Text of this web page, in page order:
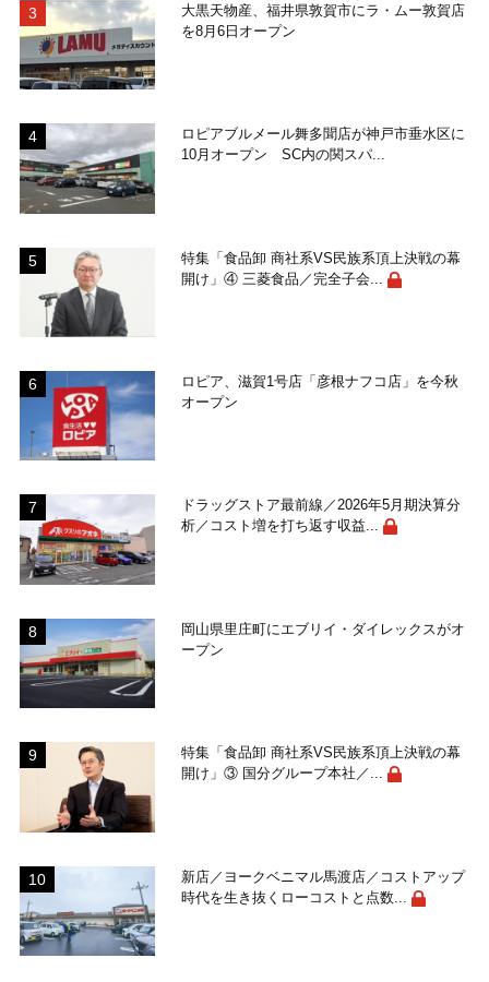
大黒天物産、福井県敦賀市にラ・ムー敦賀店
を8月6日オープン
ロピアブルメール舞多聞店が神戸市垂水区に
10月オープン SC内の関スパ...
特集「食品卸 商社系VS民族系頂上決戦の幕
開け」④ 三菱食品／完全子会...
ロピア、滋賀1号店「彦根ナフコ店」を今秋
オープン
ドラッグストア最前線／2026年5月期決算分
析／コスト増を打ち返す収益...
岡山県里庄町にエブリイ・ダイレックスがオ
ープン
特集「食品卸 商社系VS民族系頂上決戦の幕
開け」③ 国分グループ本社／...
新店／ヨークベニマル馬渡店／コストアップ
時代を生き抜くローコストと点数...